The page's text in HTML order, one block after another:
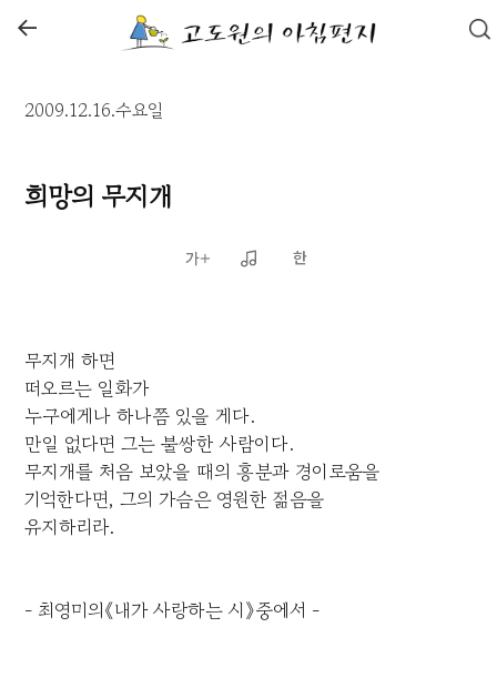
←
2009.12.16.수요일
희망의 무지개
무지개 하면
떠오르는 일화가
누구에게나 하나쯤 있을 게다.
만일 없다면 그는 불쌍한 사람이다.
무지개를 처음 보았을 때의 흥분과 경이로움을
기억한다면, 그의 가슴은 영원한 젊음을
유지하리라.
- 최영미의《내가 사랑하는 시》중에서 -